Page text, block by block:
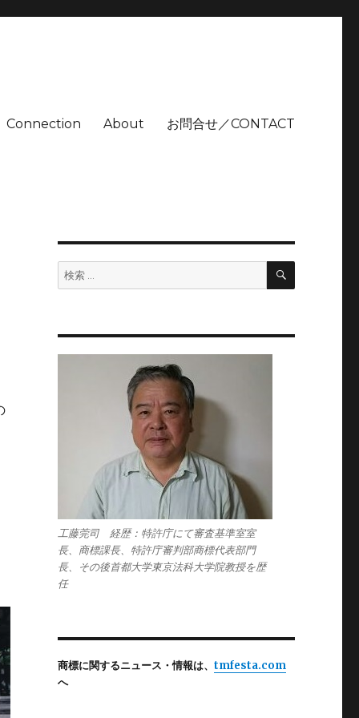
Connection About お問合せ／CONTACT
検
索:
検
工藤莞司 経歴：特許庁にて審査基準室室
長、商標課長、特許庁審判部商標代表部門
長、その後首都大学東京法科大学院教授を歴
任
商標に関するニュース・情報は、 tmfesta.com
へ